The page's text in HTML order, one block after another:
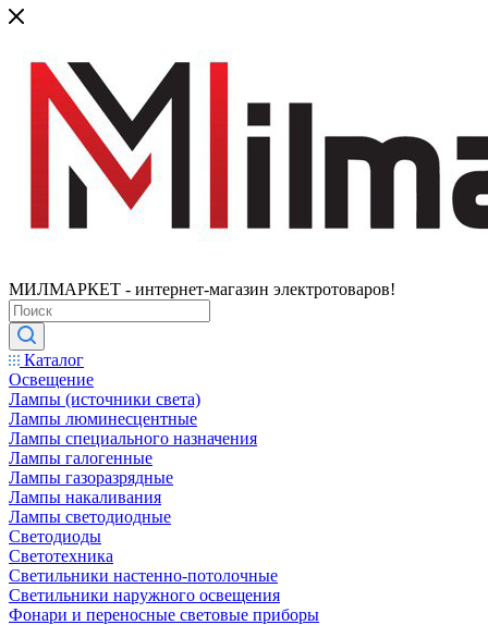
МИЛМАРКЕТ - интернет-магазин электротоваров!
Каталог
Освещение
Лампы (источники света)
Лампы люминесцентные
Лампы специального назначения
Лампы галогенные
Лампы газоразрядные
Лампы накаливания
Лампы светодиодные
Светодиоды
Светотехника
Светильники настенно-потолочные
Светильники наружного освещения
Фонари и переносные световые приборы